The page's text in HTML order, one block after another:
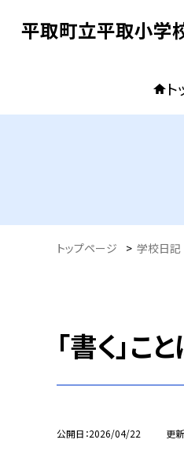
平取町立平取小学
トップページ > 学校日記
「書く」こ
公開日 2026/04/22 更